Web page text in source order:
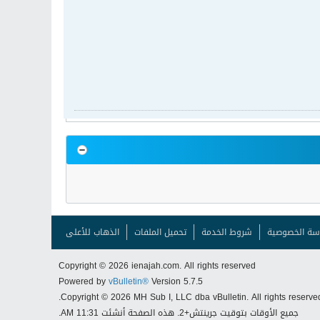
الخصوصية شروط الخدمة تحميل الملفات الذهاب للأعلى
Copyright © 2026 ienajah.com. All rights reserved
Powered byvBulletin®Version 5.7.5
Copyright © 2026 MH Sub I, LLC dba vBulletin. All rights
جميع الأوقات بتوقيت جرينتش+2. هذه الصفحة أنشئت 11:31 AM.